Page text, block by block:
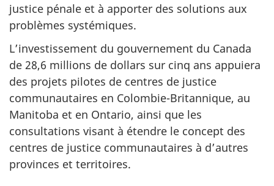
justice pénale et à apporter des solutions aux
problèmes systémiques.
L’investissement du gouvernement du Canada
de 28,6 millions de dollars sur cinq ans appuiera
des projets pilotes de centres de justice
communautaires en Colombie-Britannique, au
Manitoba et en Ontario, ainsi que les
consultations visant à étendre le concept des
centres de justice communautaires à d’autres
provinces et territoires.